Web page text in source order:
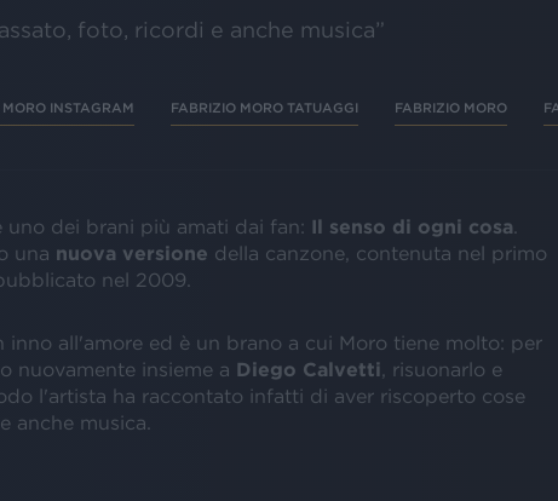
foto, ricordi e anche musica”
INSTAGRAM FABRIZIO MORO TATUAGGI FABRIZIO MORO
uno dei brani più amati dai fan: Il senso di ogni cosa
una nuova versione della canzone, contenuta nel primo
pubblicato nel 2009.
inno all'amore ed è un brano a cui Moro tiene molto: per
nuovamente insieme a Diego Calvetti , risuonarlo e
l'artista ha raccontato infatti di aver riscoperto cose
anche musica.